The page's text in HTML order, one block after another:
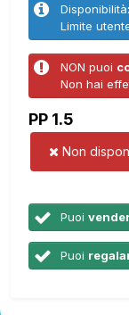
Limite
NON puoi
Non hai
PP 1.5
Non
Puoi
Puoi